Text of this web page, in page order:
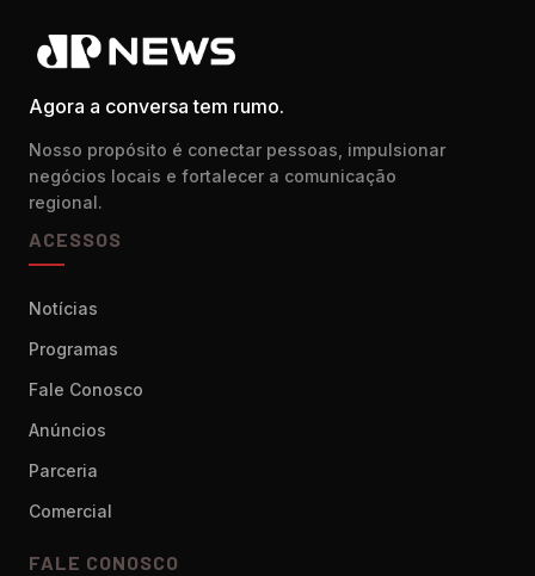
Agora a conversa tem rumo.
Nosso propósito é conectar pessoas, impulsionar
negócios locais e fortalecer a comunicação
regional.
ACESSOS
Notícias
Programas
Fale Conosco
Anúncios
Parceria
Comercial
FALE CONOSCO